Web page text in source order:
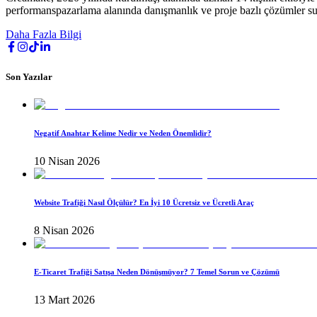
performanspazarlama alanında danışmanlık ve proje bazlı çözümler
Daha Fazla Bilgi
Son Yazılar
Negatif Anahtar Kelime Nedir ve Neden Önemlidir?
10 Nisan 2026
Website Trafiği Nasıl Ölçülür? En İyi 10 Ücretsiz ve Ücretli Araç
8 Nisan 2026
E-Ticaret Trafiği Satışa Neden Dönüşmüyor? 7 Temel Sorun ve Çözümü
13 Mart 2026